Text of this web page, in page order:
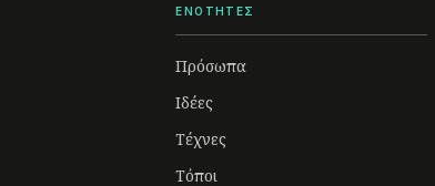
ΕΝΟΤΗΤΕΣ
Πρόσωπα
Ιδέες
Τέχνες
Τόποι